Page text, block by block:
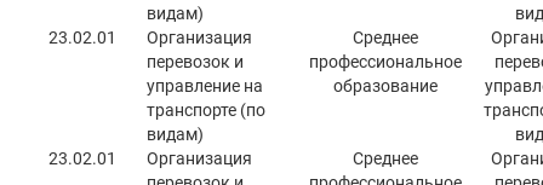
видам)
23.02.01
Организация
перевозок и
управление на
транспорте (по
видам)
Среднее
профессиональное
образование
23.02.01
Организация
Среднее